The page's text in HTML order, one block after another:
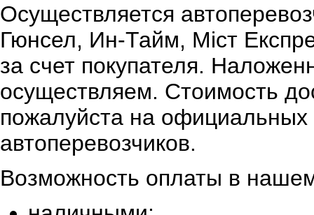
Осуществляется
Гюнсел, Ин-Тайм, Міст
за счет покупателя.
осуществляем. Стоимость
пожалуйста на официальных
автоперевозчиков.
Возможность оплаты в